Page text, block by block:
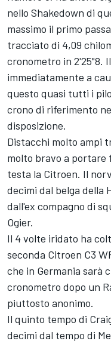
nello Shakedown di
massimo il primo
tracciato di 4,09
cronometro in 2'25"8.
immediatamente a
questo quasi tutti i
crono di riferimento
disposizione.
Distacchi molto ampi
molto bravo a portare
testa la Citroen. Il
decimi dal belga della
dall'ex compagno di
Ogier.
Il 4 volte iridato ha
seconda Citroen C3
che in Germania sarà
cronometro dopo un
piuttosto anonimo.
Il quinto tempo di
decimi dal tempo di